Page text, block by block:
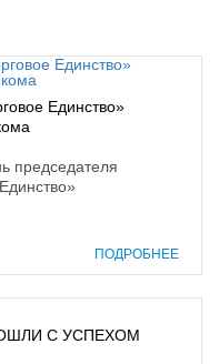
Единство»
председателя
ПОДРОБНЕЕ
С УСПЕХОМ